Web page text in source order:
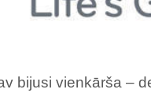
bijusi vienkārša –